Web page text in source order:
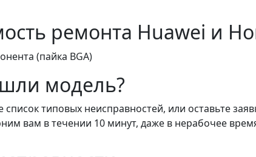
ремонта Huawei и
(пайка BGA)
модель?
типовых неисправностей, или оставьте
вам в течении 10 минут, даже в нерабочее